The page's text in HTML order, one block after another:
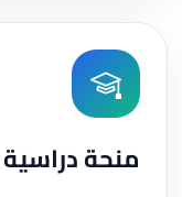
منحة دراسية